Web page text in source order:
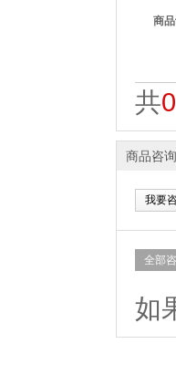
商
共0
商品咨询
我要
全部
如